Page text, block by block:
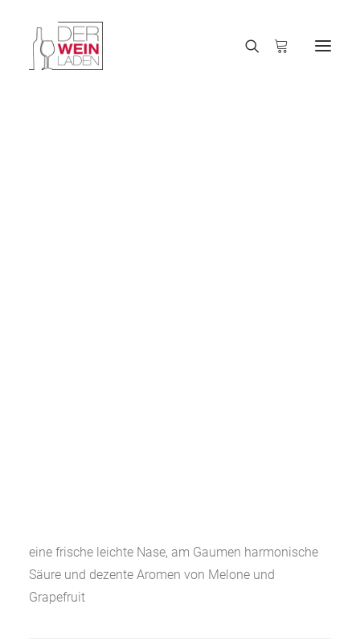
eine frische leichte Nase, am Gaumen harmonische
Säure und dezente Aromen von Melone und
Grapefruit